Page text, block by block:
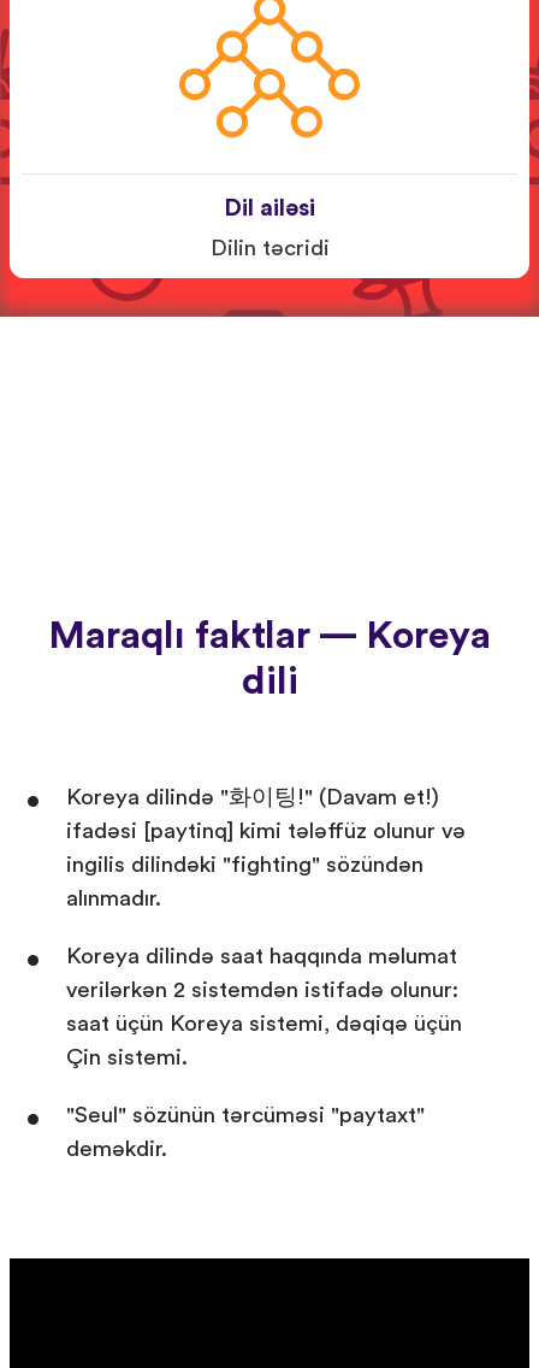
Dil ailəsi
Dilin təcridi
Maraqlı faktlar — Koreya
dili
Koreya dilində "화이팅!" (Davam et!)
ifadəsi [paytinq] kimi tələffüz olunur və
ingilis dilindəki "fighting" sözündən
alınmadır.
Koreya dilində saat haqqında məlumat
verilərkən 2 sistemdən istifadə olunur:
saat üçün Koreya sistemi, dəqiqə üçün
Çin sistemi.
"Seul" sözünün tərcüməsi "paytaxt"
deməkdir.